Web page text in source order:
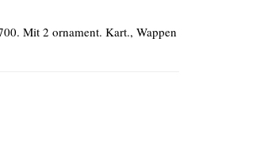
Mit 2 ornament. Kart., Wappen